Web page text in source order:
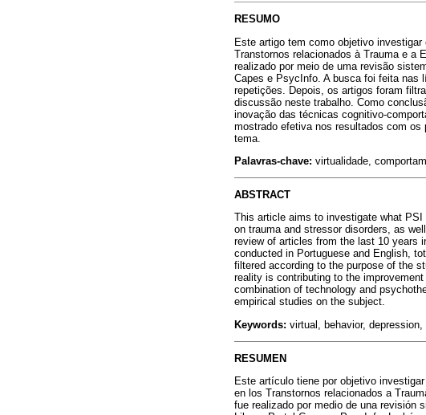
RESUMO
Este artigo tem como objetivo
Transtornos relacionados à Trauma e a
realizado por meio de uma revisão
Capes e PsycInfo. A busca foi feita nas
repetições. Depois, os artigos foram
discussão neste trabalho. Como
inovação das técnicas cognitivo-
mostrado efetiva nos resultados com
tema.
Palavras-chave: virtualidade,
ABSTRACT
This article aims to investigate what
on trauma and stressor disorders, as
review of articles from the last 10 years
conducted in Portuguese and English,
filtered according to the purpose of the
reality is contributing to the
combination of technology and
empirical studies on the subject.
Keywords: virtual, behavior, depression,
RESUMEN
Este artículo tiene por objetivo
en los Transtornos relacionados a
fue realizado por medio de una revisión